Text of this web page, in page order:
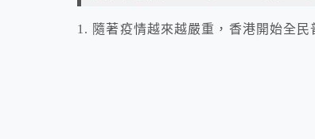
1. 隨著疫情越來越嚴重，香港開始全